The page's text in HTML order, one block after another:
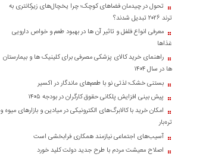
تحول در چیدمان فضاهای کوچک؛ چرا یخچال‌های زیرکانتری به
ترند ۲۰۲۶ تبدیل شدند؟
معرفی انواع فلفل و تاثیر آن ‌ها در بهبود طعم و خواص دارویی
غذاها
راهنمای خرید کالای پزشکی مصرفی برای کلینیک ها و بیمارستان
ها در سال ۱۴۰۴
بستنی خشک؛ لذتی نو با طعم‌های ماندگار در اکسیر
پیش بینی افزایش پلکانی حقوق کارگران در بودجه ۱۴۰۵
امکان خرید با کالابرگ‌های الکترونیکی در میادین و بازارهای میوه و
تره‌بار
آسیب‌های اجتماعی نیازمند همکاری فرابخشی است
اصلاح معیشت مردم با طرح جدید دولت کلید خورد